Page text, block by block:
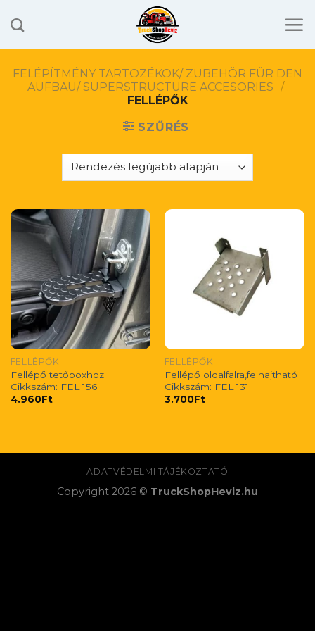
to
FELÉPÍTMÉNY TARTOZÉKOK/ ZUBEHÖR FÜR DEN
AUFBAU/ SUPERSTRUCTURE ACCESORIES /
FELLÉPŐK
SZŰRÉS
FELLÉPŐK
Fellépő tetőboxhoz
Cikkszám: FEL 156
4.960Ft
FELLÉPŐK
Fellépő oldalfalra,felhajtható
Cikkszám: FEL 131
3.700Ft
ADATVÉDELMI TÁJÉKOZTATÓ
Copyright 2026 © TruckShopHeviz.hu